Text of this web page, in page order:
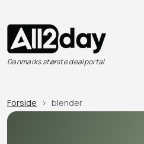
Danmarks største dealportal
Forside blender